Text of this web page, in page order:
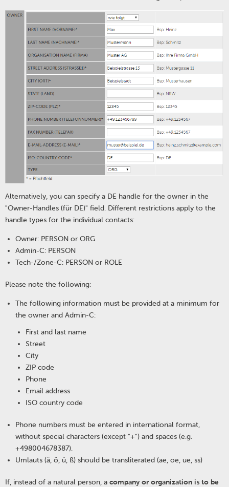
Alternatively, you can specify a DE handle for the owner in the
"Owner-Handles (für DE)" field. Different restrictions apply to the
handle types for the individual contacts:
Owner: PERSON or ORG
Admin-C: PERSON
Tech-/Zone-C: PERSON or ROLE
Please note the following:
The following information must be provided at a minimum for
the owner and Admin-C:
First and last name
Street
City
ZIP code
Phone
Email address
ISO country code
Phone numbers must be entered in international format,
without special characters (except "+") and spaces (e.g.
+498004678387).
Umlauts (ä, ö, ü, ß) should be transliterated (ae, oe, ue, ss)
If, instead of a natural person, a company or organization is to be